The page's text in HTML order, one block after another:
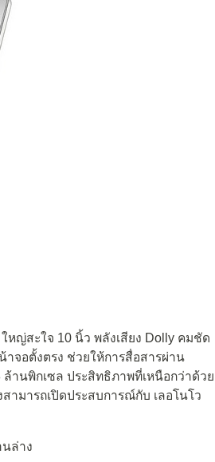
หญ่สะใจ 10 นิ้ว พลังเสียง Dolly คมชัด
จอตั้งตรง ช่วยให้การสื่อสารผ่าน
ล้านพิกเซล ประสิทธิภาพที่เหนือกว่าด้วย
ามารถเปิดประสบการณ์กับ เลอโนโว
ล่าง